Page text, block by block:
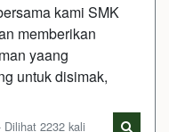
kami SMK
memberikan
yaang
untuk disimak,
2232 kali